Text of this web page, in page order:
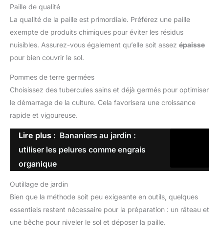
Paille de qualité
La qualité de la paille est primordiale. Préférez une paille
exempte de produits chimiques pour éviter les résidus
nuisibles. Assurez-vous également qu’elle soit assez épaisse
pour bien couvrir le sol.
Pommes de terre germées
Choisissez des tubercules sains et déjà germés pour optimiser
le démarrage de la culture. Cela favorisera une croissance
rapide et vigoureuse.
Lire plus : Bananiers au jardin :
utiliser les pelures comme engrais
organique
Outillage de jardin
Bien que la méthode soit peu exigeante en outils, quelques
essentiels restent nécessaire pour la préparation : un râteau et
une bêche pour niveler le sol et déposer la paille.